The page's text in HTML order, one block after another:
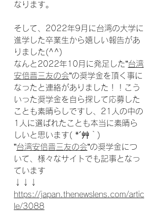
なります。
そして、2022年9月に台湾の大学に
進学した卒業生から嬉しい報告があ
りました(^^)
なんと2022年10月に発足した”台湾
安倍晋三友の会”の奨学金を頂く事に
なったと連絡がありました！！こう
いった奨学金を自ら探して応募した
ことも素晴らしですし、21人の中の
1人に選ばれたことも本当に素晴ら
しいと思います( *´艸｀)
”台湾安倍晋三友の会”の奨学金につ
いて、様々なサイトでも記事となっ
ています
↓↓↓
https://japan.thenewslens.com/artic
le/3088